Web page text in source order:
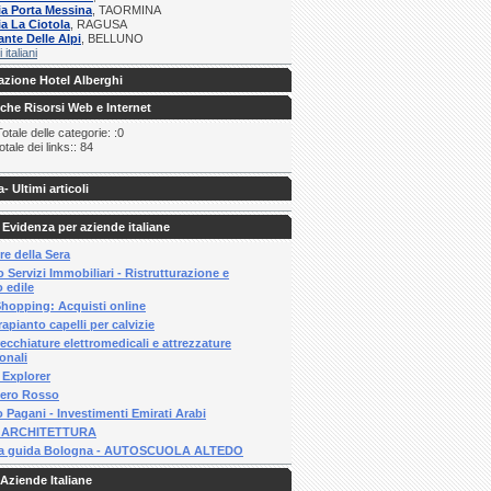
Porta Messina , TAORMINA
La Ciotola , RAGUSA
Delle Alpi , BELLUNO
italiani
Hotel Alberghi
Risorsi Web e Internet
delle categorie: :0
dei links:: 84
- Ultimi articoli
per aziende italiane
della Sera
Servizi Immobiliari - Ristrutturazione e
edile
Acquisti online
capelli per calvizie
elettromedicali e attrezzature
Explorer
Rosso
Pagani - Investimenti Emirati Arabi
guida Bologna - AUTOSCUOLA ALTEDO
Italiane